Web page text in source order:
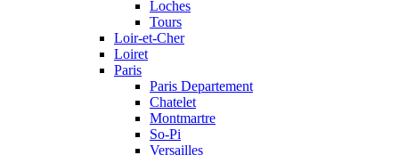
Loches
Tours
Loir-et-Cher
Loiret
Paris
Paris Departement
Chatelet
Montmartre
So-Pi
Versailles